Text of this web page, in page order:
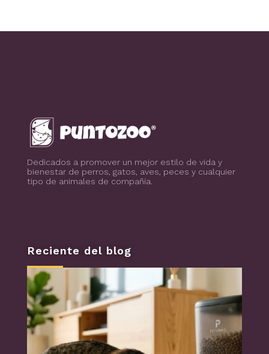
PuntoZoo
Dedicados a promover un mejor estilo de vida y
bienestar de perros, gatos, aves, peces y cualquier
tipo de animales de compañía.
Reciente del blog